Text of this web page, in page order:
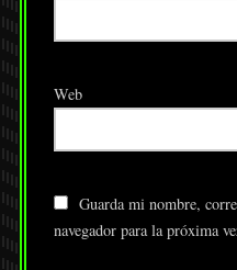
Web
Guarda mi nombre,
navegador para la próxima